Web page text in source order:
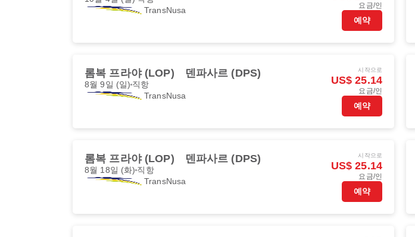
TransNusa
요금/인
예약
롬복 프라야 (LOP) 덴파사르 (DPS)
8월 9일 (일) 직항
TransNusa
시작으로
US$ 25.14
요금/인
예약
롬복 프라야 (LOP) 덴파사르 (DPS)
8월 18일 (화) 직항
TransNusa
시작으로
US$ 25.14
요금/인
예약